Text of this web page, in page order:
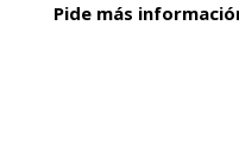
Pide más